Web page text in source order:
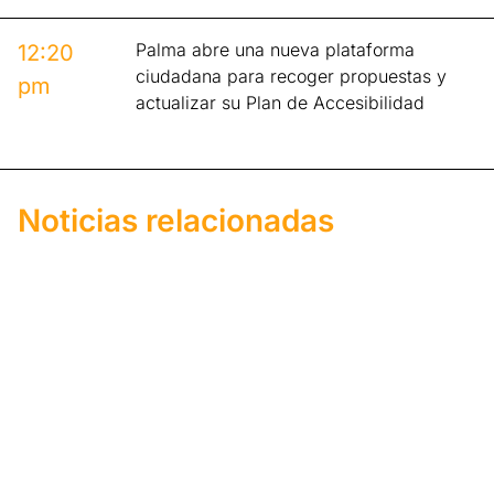
12:20
pm
Palma abre una nueva plataforma
ciudadana para recoger propuestas y
actualizar su Plan de Accesibilidad
Noticias relacionadas